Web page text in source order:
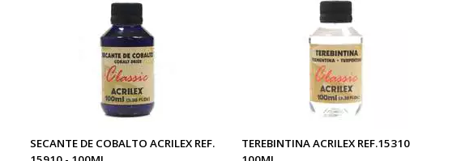
SECANTE DE COBALTO ACRILEX REF.
TEREBINTINA ACRILEX REF.15310